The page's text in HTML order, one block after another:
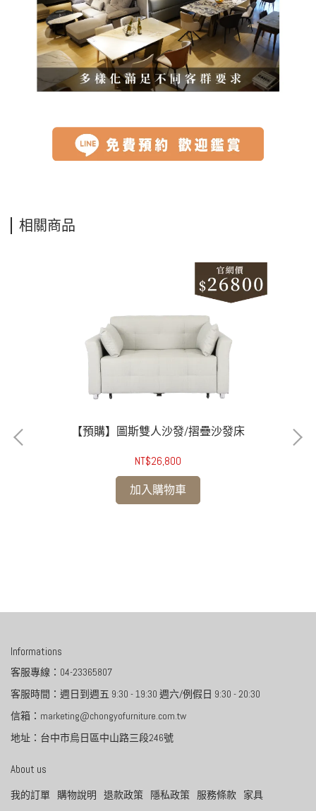
相關商品
【預購】圖斯雙人沙發/摺疊沙發床
NT$26,800
加入購物車
Informations
客服專線：04-23365807
客服時間：週日到週五 9:30 - 19:30 週六/例假日 9:30 - 20:30
信箱：marketing@chongyofurniture.com.tw
地址：台中市烏日區中山路三段246號
About us
我的訂單 購物說明 退款政策 隱私政策 服務條款 家具